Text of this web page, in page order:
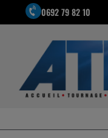
0692 79 82 10